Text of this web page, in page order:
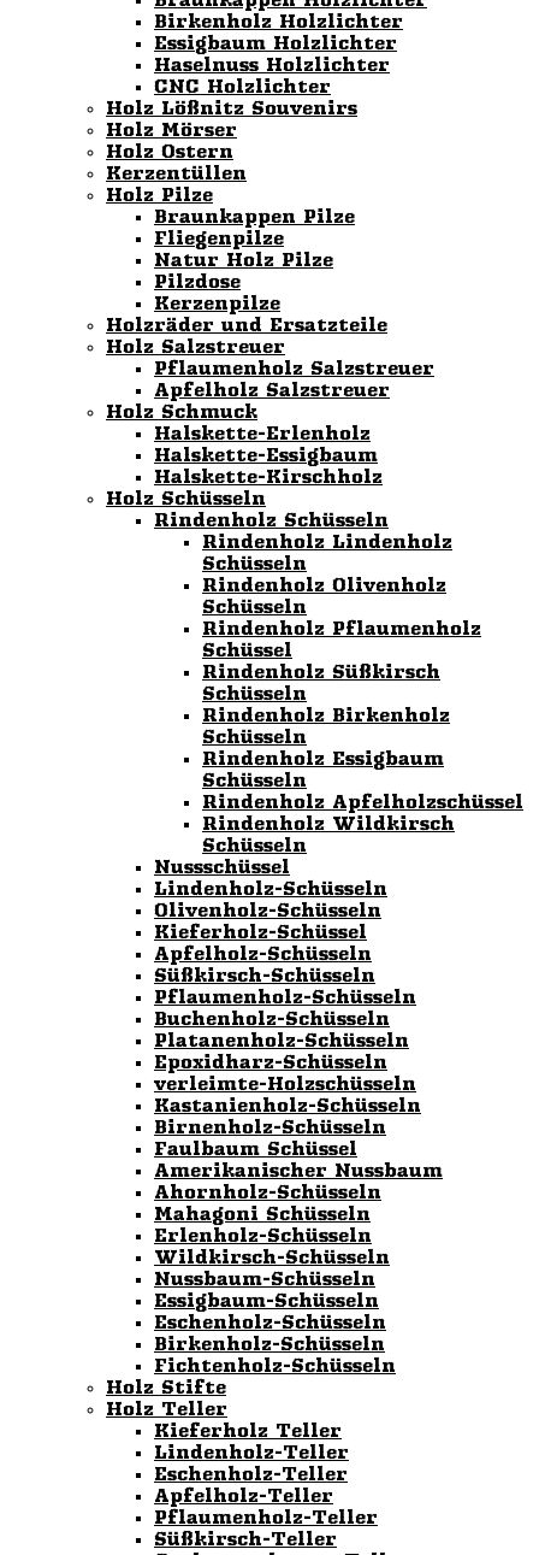
Birkenholz Holzlichter
Essigbaum Holzlichter
Haselnuss Holzlichter
CNC Holzlichter
Holz Lößnitz Souvenirs
Holz Mörser
Holz Ostern
Kerzentüllen
Holz Pilze
Braunkappen Pilze
Fliegenpilze
Natur Holz Pilze
Pilzdose
Kerzenpilze
Holzräder und Ersatzteile
Holz Salzstreuer
Pflaumenholz Salzstreuer
Apfelholz Salzstreuer
Holz Schmuck
Halskette-Erlenholz
Halskette-Essigbaum
Halskette-Kirschholz
Holz Schüsseln
Rindenholz Schüsseln
Rindenholz Lindenholz
Schüsseln
Rindenholz Olivenholz
Schüsseln
Rindenholz Pflaumenholz
Schüssel
Rindenholz Süßkirsch
Schüsseln
Rindenholz Birkenholz
Schüsseln
Rindenholz Essigbaum
Schüsseln
Rindenholz Apfelholzschüssel
Rindenholz Wildkirsch
Schüsseln
Nussschüssel
Lindenholz-Schüsseln
Olivenholz-Schüsseln
Kieferholz-Schüssel
Apfelholz-Schüsseln
Süßkirsch-Schüsseln
Pflaumenholz-Schüsseln
Buchenholz-Schüsseln
Platanenholz-Schüsseln
Epoxidharz-Schüsseln
verleimte-Holzschüsseln
Kastanienholz-Schüsseln
Birnenholz-Schüsseln
Faulbaum Schüssel
Amerikanischer Nussbaum
Ahornholz-Schüsseln
Mahagoni Schüsseln
Erlenholz-Schüsseln
Wildkirsch-Schüsseln
Nussbaum-Schüsseln
Essigbaum-Schüsseln
Eschenholz-Schüsseln
Birkenholz-Schüsseln
Fichtenholz-Schüsseln
Holz Stifte
Holz Teller
Kieferholz Teller
Lindenholz-Teller
Eschenholz-Teller
Apfelholz-Teller
Pflaumenholz-Teller
Süßkirsch-Teller